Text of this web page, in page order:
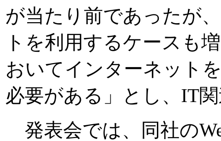
が当たり前であったが
トを利用するケースも
おいてインターネット
必要がある」とし、IT
発表会では、同社の